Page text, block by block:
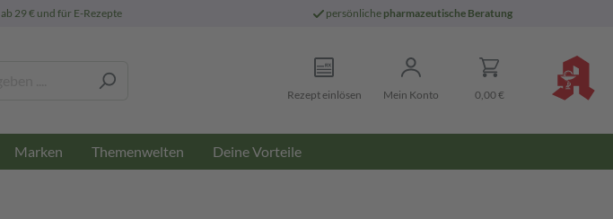
ab 29 € und für E-Rezepte persönliche pharmazeutische Beratung
Rezept einlösen Mein Konto 0,00 €
Marken Themenwelten Deine Vorteile